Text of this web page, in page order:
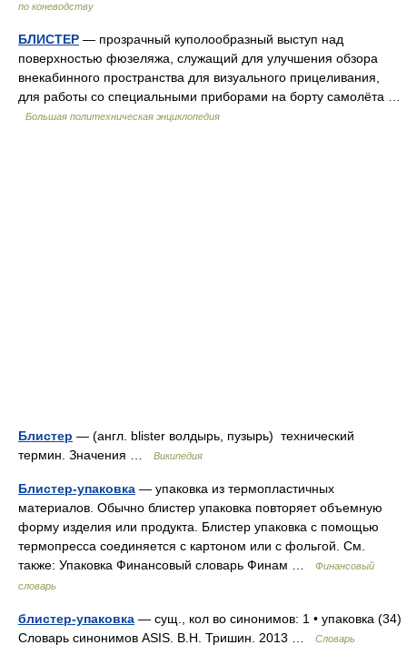
по коневодству
БЛИСТЕР — прозрачный куполообразный выступ над
поверхностью фюзеляжа, служащий для улучшения обзора
внекабинного пространства для визуального прицеливания,
для работы со специальными приборами на борту самолёта …
Большая политехническая энциклопедия
Блистер — (англ. blister волдырь, пузырь) технический
термин. Значения …
Википедия
Блистер-упаковка — упаковка из термопластичных
материалов. Обычно блистер упаковка повторяет объемную
форму изделия или продукта. Блистер упаковка с помощью
термопресса соединяется с картоном или с фольгой. См.
также: Упаковка Финансовый словарь Финам …
Финансовый
словарь
блистер-упаковка — сущ., кол во синонимов: 1 • упаковка (34)
Словарь синонимов ASIS. В.Н. Тришин. 2013 …
Словарь